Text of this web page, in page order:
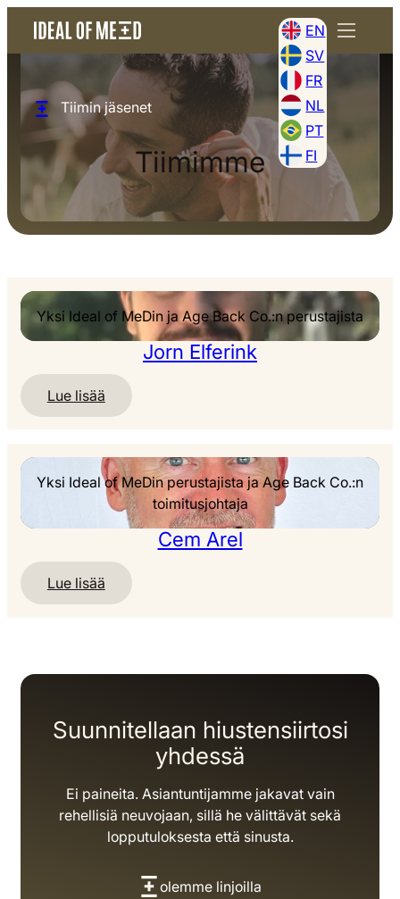
EN
SV
FR
NL
PT
FI
Tiimin jäsenet
Tiimimme
Yksi Ideal of MeDin ja Age Back Co.:n perustajista
Jorn Elferink
Lue lisää
:
Yksi Ideal of MeDin perustajista ja Age Back Co.:n
toimitusjohtaja
Cem Arel
Lue lisää
:
Suunnitellaan hiustensiirtosi
yhdessä
Ei paineita. Asiantuntijamme jakavat vain
rehellisiä neuvojaan, sillä he välittävät sekä
lopputuloksesta että sinusta.
olemme linjoilla